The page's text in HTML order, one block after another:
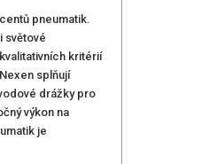
pneumatik.
světové
kritérií
splňují
drážky pro
výkon na
je